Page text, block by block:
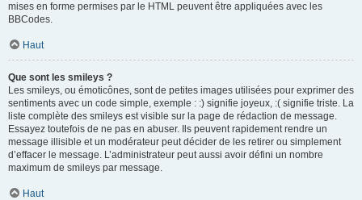
mises en forme permises par le HTML peuvent être appliquées avec les
BBCodes.
Haut
Que sont les smileys ?
Les smileys, ou émoticônes, sont de petites images utilisées pour exprimer des
sentiments avec un code simple, exemple : :) signifie joyeux, :( signifie triste. La
liste complète des smileys est visible sur la page de rédaction de message.
Essayez toutefois de ne pas en abuser. Ils peuvent rapidement rendre un
message illisible et un modérateur peut décider de les retirer ou simplement
d’effacer le message. L’administrateur peut aussi avoir défini un nombre
maximum de smileys par message.
Haut